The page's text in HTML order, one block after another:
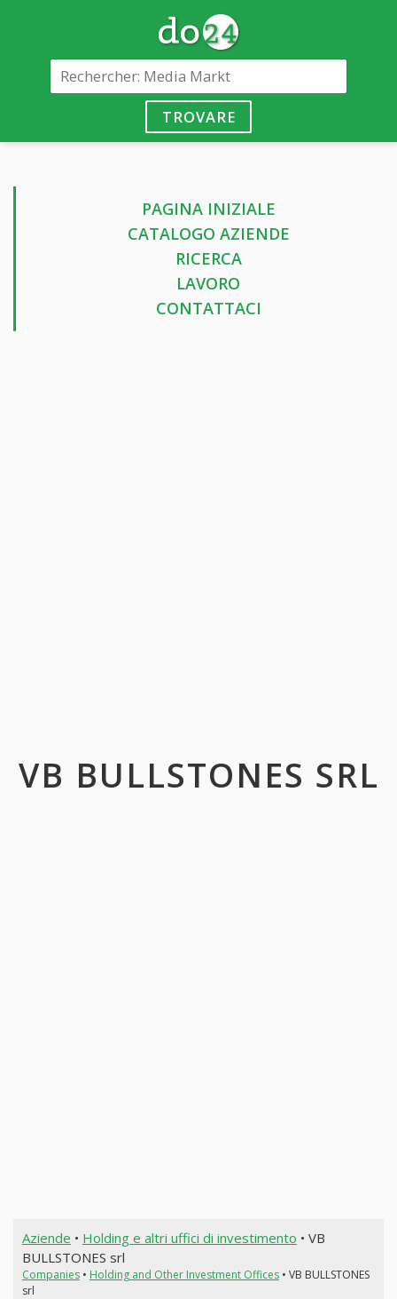
TROVARE
PAGINA INIZIALE
CATALOGO AZIENDE
RICERCA
LAVORO
CONTATTACI
VB BULLSTONES SRL
Aziende • Holding e altri uffici di investimento • VB
BULLSTONES srl
Companies• Holding and Other Investment Offices• VB BULLSTONES
srl